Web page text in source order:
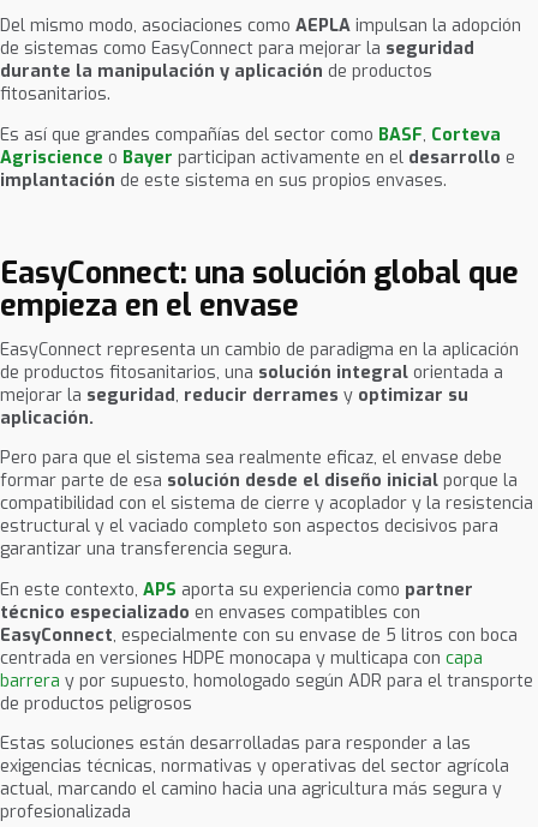
Del mismo modo, asociaciones como AEPLA impulsan la adopción
de sistemas como EasyConnect para mejorar la seguridad
durante la manipulación y aplicación de productos
fitosanitarios.
Es así que grandes compañías del sector como BASF, Corteva
Agriscience o Bayer participan activamente en el desarrollo e
implantación de este sistema en sus propios envases.
EasyConnect: una solución global que
empieza en el envase
EasyConnect representa un cambio de paradigma en la aplicación
de productos fitosanitarios, una solución integral orientada a
mejorar la seguridad, reducir derrames y optimizar su
aplicación.
Pero para que el sistema sea realmente eficaz, el envase debe
formar parte de esa solución desde el diseño inicial porque la
compatibilidad con el sistema de cierre y acoplador y la resistencia
estructural y el vaciado completo son aspectos decisivos para
garantizar una transferencia segura.
En este contexto, APS aporta su experiencia como partner
técnico especializado en envases compatibles con
EasyConnect, especialmente con su envase de 5 litros con boca
centrada en versiones HDPE monocapa y multicapa con capa
barrera y por supuesto, homologado según ADR para el transporte
de productos peligrosos
Estas soluciones están desarrolladas para responder a las
exigencias técnicas, normativas y operativas del sector agrícola
actual, marcando el camino hacia una agricultura más segura y
profesionalizada